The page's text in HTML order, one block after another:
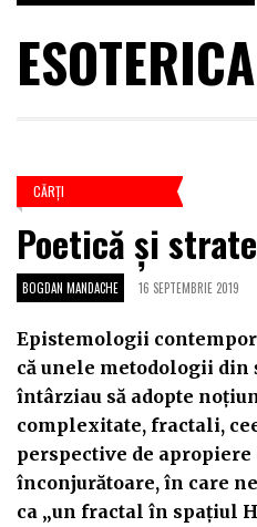
ESOTERICA
CĂRŢI
Poetică și
BOGDAN MANDACHE 16 SEPTEMBRIE 2019
Epistemologii
că unele metodologii
întârziau să adopte
complexitate, fractali,
perspective de
înconjurătoare, în care
ca „un fractal în spațiul